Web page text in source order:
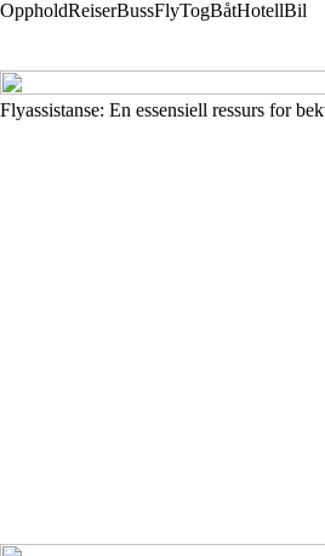
OppholdReiserBussFlyTogBåtHotellBil
Flyassistanse: En essensiell ressurs for